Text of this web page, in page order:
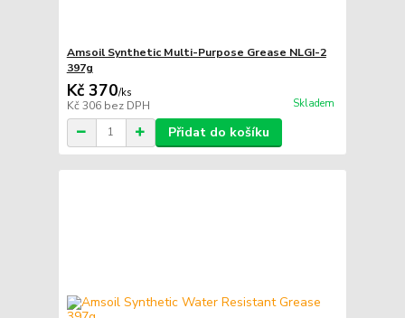
Amsoil Synthetic Multi-Purpose Grease NLGI-2
397g
Kč 370/ks
Kč 306 bez DPH Skladem
Přidat do košíku